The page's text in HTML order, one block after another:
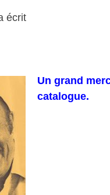
écrit
Un grand
catalogue.